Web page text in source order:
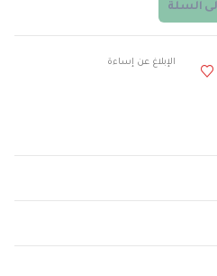
السلة
الإبلاغ عن إساءة